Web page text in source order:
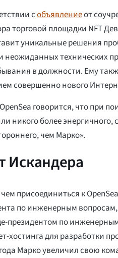
собъявлениеот
торговой площадки NFT
уникальные решения
неожиданных технических
в должности. Ему
совершенно нового
говорится, что при
никого более энергичного,
чем Марко».
Искандера
присоединиться к
по инженерным
президентом по
хостинга для разработки
Марко увеличил свою